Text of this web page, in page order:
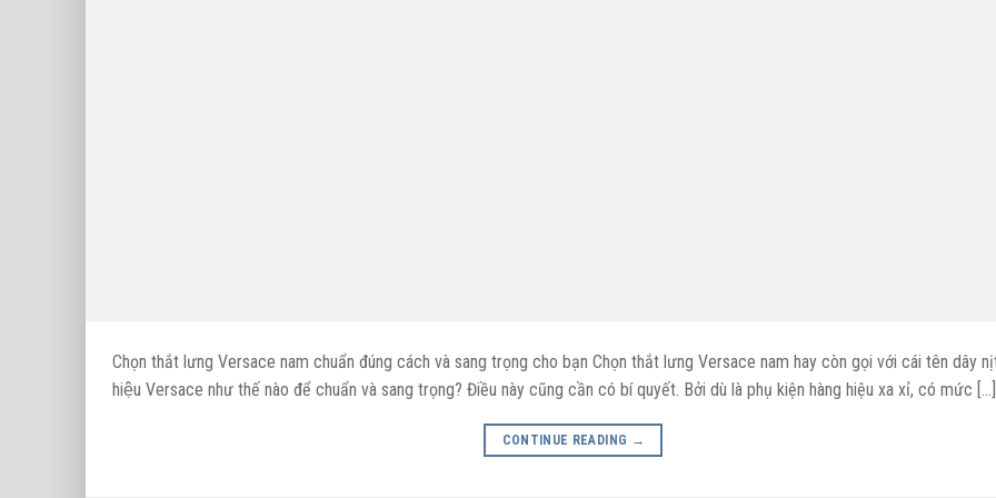
Chọn thắt lưng Versace nam chuẩn đúng cách và sang trọng cho bạn Chọn thắt lưng Versace nam hay còn gọi với cái tên dây
hiệu Versace như thế nào để chuẩn và sang trọng? Điều này cũng cần có bí quyết. Bởi dù là phụ kiện hàng hiệu xa xỉ, có mức […]
CONTINUE READING →